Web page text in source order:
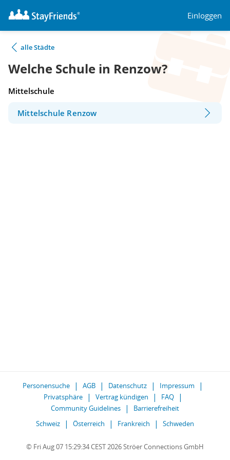
Einloggen
alle Städte
Welche Schule in Renzow?
Mittelschule
Mittelschule Renzow
Personensuche AGB Datenschutz
Impressum
Privatsphäre
Vertrag kündigen
FAQ
Community Guidelines
Barrierefreiheit
Schweiz
Österreich Frankreich Schweden
© Fri Aug 07 15:29:34 CEST 2026 Ströer Connections GmbH